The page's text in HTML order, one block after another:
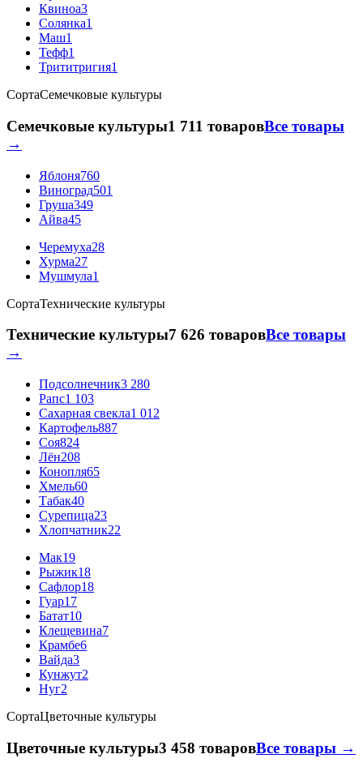
Квиноа3
Солянка1
Маш1
Тефф1
Трититригия1
СортаСемечковые культуры
Семечковые культуры1 711 товаровВсе товары
→
Яблоня760
Виноград501
Груша349
Айва45
Черемуха28
Хурма27
Мушмула1
СортаТехнические культуры
Технические культуры7 626 товаровВсе товары
→
Подсолнечник3 280
Рапс1 103
Сахарная свекла1 012
Картофель887
Соя824
Лён208
Конопля65
Хмель60
Табак40
Сурепица23
Хлопчатник22
Мак19
Рыжик18
Сафлор18
Гуар17
Батат10
Клещевина7
Крамбе6
Вайда3
Кунжут2
Нуг2
СортаЦветочные культуры
Цветочные культуры3 458 товаровВсе товары →